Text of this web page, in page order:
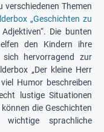
verschiedenen Themen
„Geschichten zu
Die bunten
den Kindern ihre
hervorragend zur
„Der kleine Herr
Humor beschreiben
lustige Situationen
die Geschichten
sprachliche